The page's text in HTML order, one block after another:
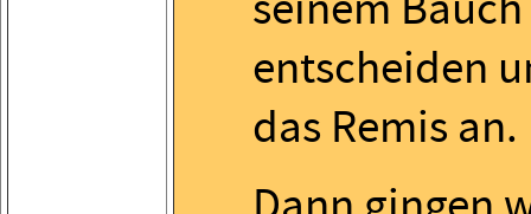
entscheiden
das Remis an.